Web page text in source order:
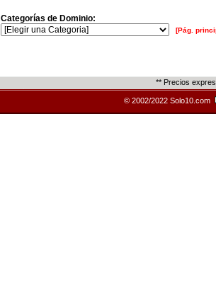
Categorías de Dominio:
[Pág.
** Precios
© 2002/2022 Solo10.com